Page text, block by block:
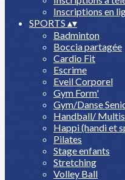
Inscriptions en
SPORTS▴▾
Badminton
Boccia partagée
Cardio Fit
Escrime
Eveil Corporel
Gym Form'
Gym/Danse
Handball/
Happi (handi et
Pilates
Stage enfants
Stretching
Volley Ball